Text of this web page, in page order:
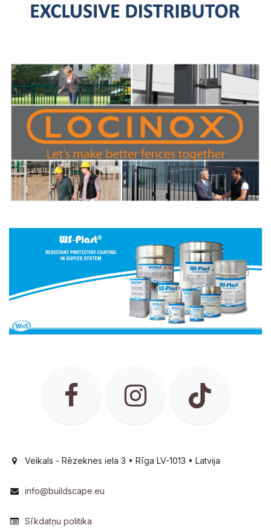
Veikals - Rēzeknes iela 3 • Rīga LV-1013 • Latvija
info@buildscape.eu
Sīkdatņu politika